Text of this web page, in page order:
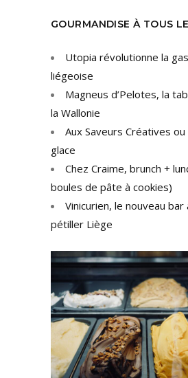
GOURMANDISE À TOUS
Utopia révolutionne la
liégeoise
Magneus d’Pelotes, la
la Wallonie
Aux Saveurs Créatives
glace
Chez Craime, brunch +
boules de pâte à cookies)
Vinicurien, le nouveau bar
pétiller Liège